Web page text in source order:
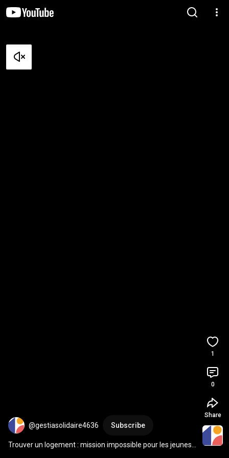
@gestiasolidaire4636 Subscribe
Trouver un logement : mission impossible pour les jeunes
1
0
Share